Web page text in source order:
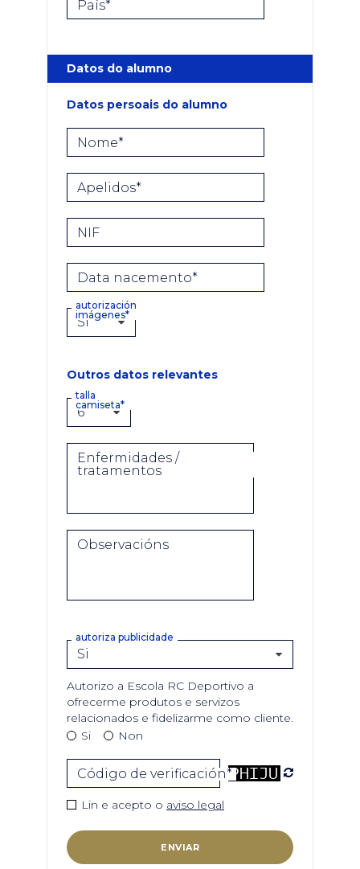
País*
Datos do alumno
Datos persoais do alumno
Nome*
Apelidos*
NIF
Data nacemento*
autorización
imágenes*
Outros datos relevantes
talla
camiseta*
Enfermidades /
tratamentos
Observacións
autoriza publicidade
Autorizo a Escola RC Deportivo a
ofrecerme produtos e servizos
relacionados e fidelizarme como cliente.
Si
Non
Código de verificación*
Lin e acepto o aviso legal